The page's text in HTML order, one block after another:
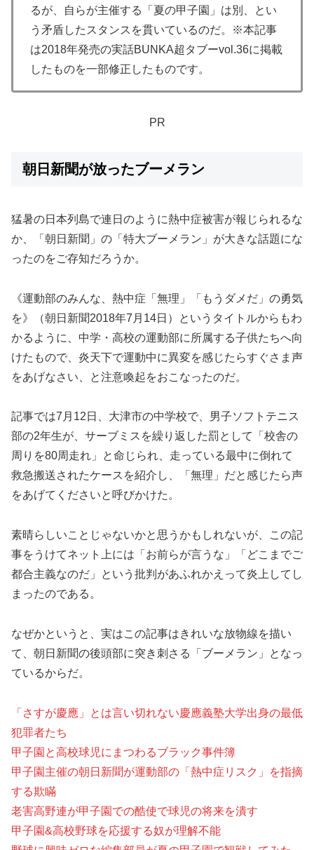
るが、自らが主催する「夏の甲子園」は別、とい
う矛盾したスタンスを貫いているのだ。※本記事
は2018年発売の実話BUNKA超タブーvol.36に掲載
したものを一部修正したものです。
PR
朝日新聞が放ったブーメラン
猛暑の日本列島で連日のように熱中症被害が報じられるな
か、「朝日新聞」の「特大ブーメラン」が大きな話題にな
ったのをご存知だろうか。
《運動部のみんな、熱中症「無理」「もうダメだ」の勇気
を》（朝日新聞2018年7月14日）というタイトルからもわ
かるように、中学・高校の運動部に所属する子供たちへ向
けたもので、炎天下で運動中に異変を感じたらすぐさま声
をあげなさい、と注意喚起をおこなったのだ。
記事では7月12日、大津市の中学校で、男子ソフトテニス
部の2年生が、サーブミスを繰り返した罰として「校舎の
周りを80周走れ」と命じられ、走っている最中に倒れて
救急搬送されたケースを紹介し、「無理」だと感じたら声
をあげてくださいと呼びかけた。
素晴らしいことじゃないかと思うかもしれないが、この記
事をうけてネット上には「お前らが言うな」「どこまでご
都合主義なのだ」という批判があふれかえって炎上してし
まったのである。
なぜかというと、実はこの記事はきれいな放物線を描い
て、朝日新聞の後頭部に突き刺さる「ブーメラン」となっ
ているからだ。
「さすが慶應」とは言い切れない慶應義塾大学出身の最低
犯罪者たち
甲子園と高校球児にまつわるブラック事件簿
甲子園主催の朝日新聞が運動部の「熱中症リスク」を指摘
する欺瞞
老害高野連が甲子園での酷使で球児の将来を潰す
甲子園&高校野球を応援する奴が理解不能